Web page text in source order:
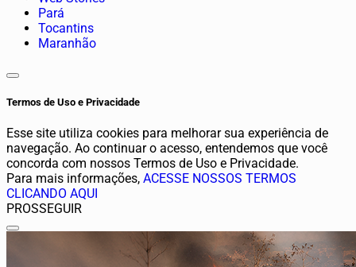
Pará
Tocantins
Maranhão
Termos de Uso e Privacidade
Esse site utiliza cookies para melhorar sua experiência de
navegação. Ao continuar o acesso, entendemos que você
concorda com nossos Termos de Uso e Privacidade.
Para mais informações, ACESSE NOSSOS TERMOS
CLICANDO AQUI
PROSSEGUIR